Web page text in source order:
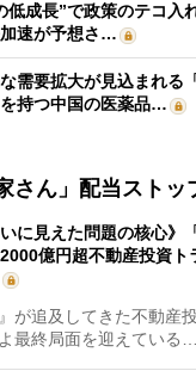
低成長”で政策のテコ
速が予想さ…
需要拡大が見込まれる
持つ中国の医薬品…
さん」配当スト
いに見えた問題の核心》
億円超不動産投資ト
が追及してきた不動産
最終局面を迎えている…